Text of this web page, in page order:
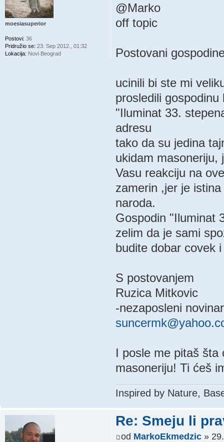
@Marko
off topic
Postovani
ucinili bi ste mi
prosledili
"Iluminat 33.
adresu
tako da su jedina
ukidam masoneriju,
Vasu reakciju na
zamerin ,jer je
naroda.
Gospodin "Iluminat
zelim da je sami
budite dobar covek
S postovanjem
Ruzica Mitkovic
-nezaposleni
I posle me pitaš šta
masoneriju! Ti ćeš
Inspired by Nature,
moesiasuperior
Postovi: 36
Pridružio se: 23. Sep 2012., 01:32
Lokacija: Novi Beograd
Re: Smeju li
od MarkoEkmedzic»